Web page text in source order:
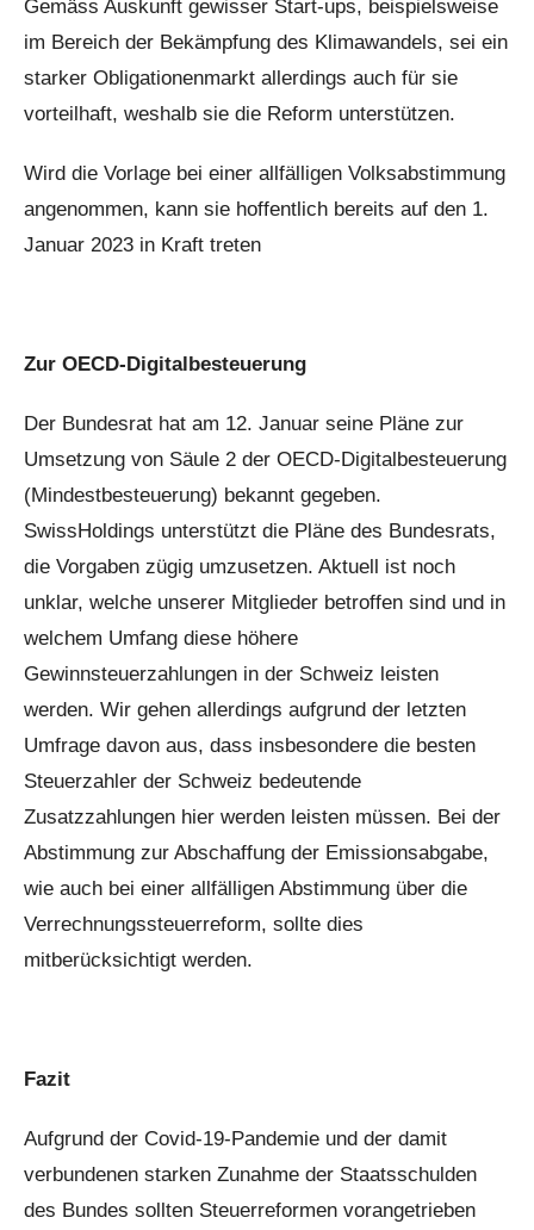
Gemäss Auskunft gewisser Start-ups, beispielsweise
im Bereich der Bekämpfung des Klimawandels, sei ein
starker Obligationenmarkt allerdings auch für sie
vorteilhaft, weshalb sie die Reform unterstützen.
Wird die Vorlage bei einer allfälligen Volksabstimmung
angenommen, kann sie hoffentlich bereits auf den 1.
Januar 2023 in Kraft treten
Zur OECD-Digitalbesteuerung
Der Bundesrat hat am 12. Januar seine Pläne zur
Umsetzung von Säule 2 der OECD-Digitalbesteuerung
(Mindestbesteuerung) bekannt gegeben.
SwissHoldings unterstützt die Pläne des Bundesrats,
die Vorgaben zügig umzusetzen. Aktuell ist noch
unklar, welche unserer Mitglieder betroffen sind und in
welchem Umfang diese höhere
Gewinnsteuerzahlungen in der Schweiz leisten
werden. Wir gehen allerdings aufgrund der letzten
Umfrage davon aus, dass insbesondere die besten
Steuerzahler der Schweiz bedeutende
Zusatzzahlungen hier werden leisten müssen. Bei der
Abstimmung zur Abschaffung der Emissionsabgabe,
wie auch bei einer allfälligen Abstimmung über die
Verrechnungssteuerreform, sollte dies
mitberücksichtigt werden.
Fazit
Aufgrund der Covid-19-Pandemie und der damit
verbundenen starken Zunahme der Staatsschulden
des Bundes sollten Steuerreformen vorangetrieben